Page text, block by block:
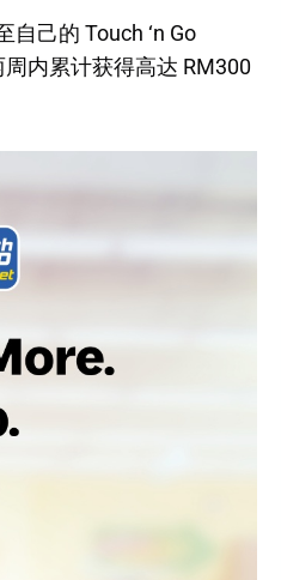
己的 Touch ‘n Go
内累计获得高达 RM300